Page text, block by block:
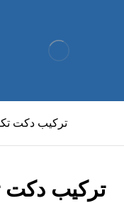
تركيب دكت
تركيب دكت